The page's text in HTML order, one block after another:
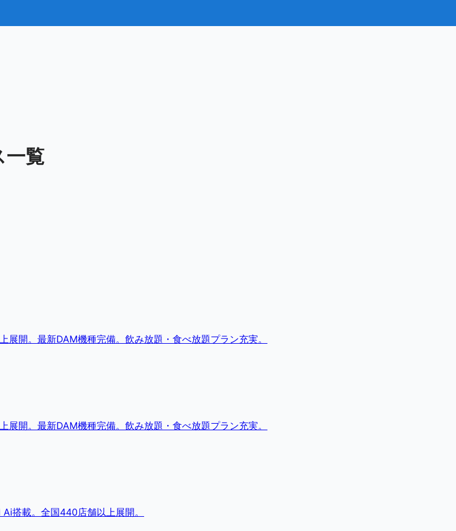
一覧
開。最新DAM機種完備。飲み放題・食べ放題プラン充実。
開。最新DAM機種完備。飲み放題・食べ放題プラン充実。
搭載。全国440店舗以上展開。